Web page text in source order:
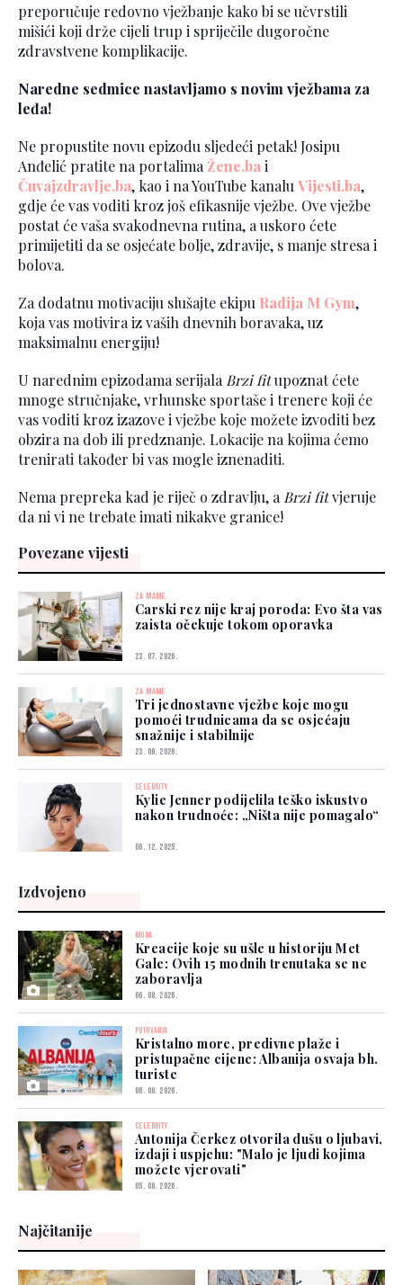
preporučuje redovno vježbanje kako bi se učvrstili
mišići koji drže cijeli trup i spriječile dugoročne
zdravstvene komplikacije.
Naredne sedmice nastavljamo s novim vježbama za
leđa!
Ne propustite novu epizodu sljedeći petak! Josipu
Anđelić pratite na portalima Žene.ba i
Čuvajzdravlje.ba, kao i na YouTube kanalu Vijesti.ba,
gdje će vas voditi kroz još efikasnije vježbe. Ove vježbe
postat će vaša svakodnevna rutina, a uskoro ćete
primijetiti da se osjećate bolje, zdravije, s manje stresa i
bolova.
Za dodatnu motivaciju slušajte ekipu Radija M Gym,
koja vas motivira iz vaših dnevnih boravaka, uz
maksimalnu energiju!
U narednim epizodama serijala Brzi fitupoznat ćete
mnoge stručnjake, vrhunske sportaše i trenere koji će
vas voditi kroz izazove i vježbe koje možete izvoditi bez
obzira na dob ili predznanje. Lokacije na kojima ćemo
trenirati također bi vas mogle iznenaditi.
Nema prepreka kad je riječ o zdravlju, a Brzi fitvjeruje
da ni vi ne trebate imati nikakve granice!
Povezane vijesti
ZA MAME
Carski rez nije kraj poroda: Evo šta vas
zaista očekuje tokom oporavka
23. 07. 2026.
ZA MAME
Tri jednostavne vježbe koje mogu
pomoći trudnicama da se osjećaju
snažnije i stabilnije
23. 06. 2026.
CELEBRITY
Kylie Jenner podijelila teško iskustvo
nakon trudnoće: „Ništa nije pomagalo“
06. 12. 2025.
Izdvojeno
MODA
Kreacije koje su ušle u historiju Met
Gale: Ovih 15 modnih trenutaka se ne
zaboravlja
06. 08. 2026.
PUTOVANJA
Kristalno more, predivne plaže i
pristupačne cijene: Albanija osvaja bh.
turiste
06. 08. 2026.
CELEBRITY
Antonija Čerkez otvorila dušu o ljubavi,
izdaji i uspjehu: "Malo je ljudi kojima
možete vjerovati"
05. 08. 2026.
Najčitanije